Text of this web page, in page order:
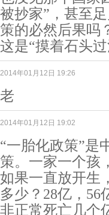
被抄家”，甚至
策的必然后果吗
这是“摸着石头过
2014年01月12日 19:26
老
2014年01月12日 19:02
“一胎化政策”是
策。一家一个孩
如果一直放开生
多少？28亿，56
非正常死亡几个